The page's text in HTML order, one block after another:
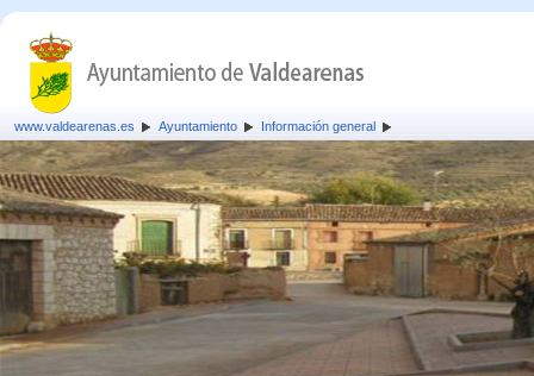
www.valdearenas.es Ayuntamiento Información general